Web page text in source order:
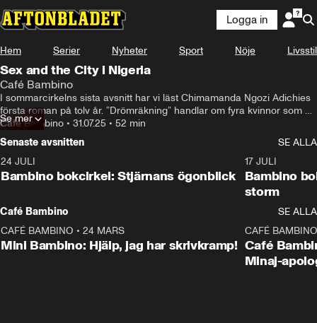
Logga in
Hem Serier Nyheter Sport Nöje Livsstil
Sex and the City i Nigeria
Café Bambino
I sommarcirkelns sista avsnitt har vi läst Chimamanda Ngozi Adichies
första roman på tolv år. ”Drömräkning” handlar om fyra kvinnor som
rör sig mellan Nigeria och USA och tänker på männen de älskat och
förlorat. Berättat ur fyra olika perspektiv får vi fyra olika berättelser om
hur de val vi gör formar oss. Hur ska man välja att leva sitt liv om man
inte väljer som alla andra väljer?
Hur sur är Ngozi Adichie på sina studenter? Hur nice verkar inte rika
journalister ha det? Och hur kan amerikaner vara så fruktansvärt
Café Bambino • 31.07.25 • 52 min
Se mer
Senaste avsnitten
SE ALLA
24 JULI
Bambino bokcirkel: Stjärnans ögonblick
17 JULI
Bambino
storm
Café Bambino
SE ALLA
CAFÉ BAMBINO • 24 MARS
Mini Bambino: Hjälp, jag har skrivkramp!
CAFÉ BAMBINO
Café
Minaj-